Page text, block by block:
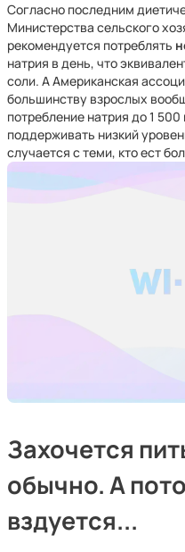
Согласно последним
Министерства сельского
рекомендуется потреблять
натрия в день, что
соли. А Американская
большинству взрослых
потребление натрия до 1
поддерживать низкий
случается с теми, кто ест
Захочется
обычно. А
вздуется...